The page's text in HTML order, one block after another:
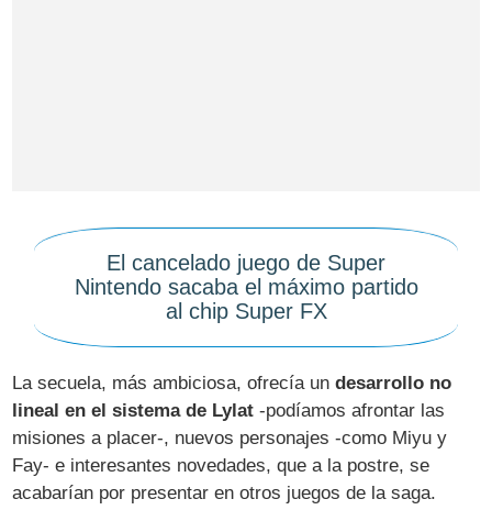
El cancelado juego de Super
Nintendo sacaba el máximo partido
al chip Super FX
La secuela, más ambiciosa, ofrecía undesarrollo no
lineal en el sistema de Lylat -podíamos afrontar las
misiones a placer-, nuevos personajes -como Miyu y
Fay- e interesantes novedades, que a la postre, se
acabarían por presentar en otros juegos de la saga.